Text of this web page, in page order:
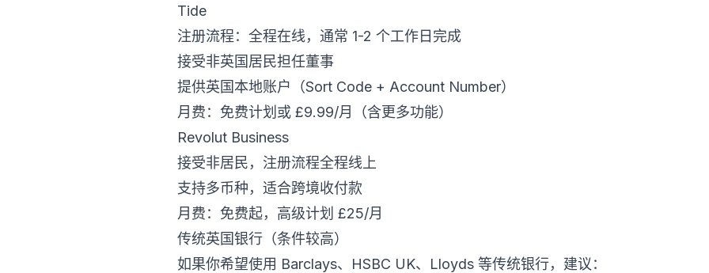
Tide
注册流程：全程在线，通常 1-2 个工作日完成
接受非英国居民担任董事
提供英国本地账户（Sort Code + Account Number）
月费：免费计划或 £9.99/月（含更多功能）
Revolut Business
接受非居民，注册流程全程线上
支持多币种，适合跨境收付款
月费：免费起，高级计划 £25/月
传统英国银行（条件较高）
如果你希望使用 Barclays、HSBC UK、Lloyds 等传统银行，建议：